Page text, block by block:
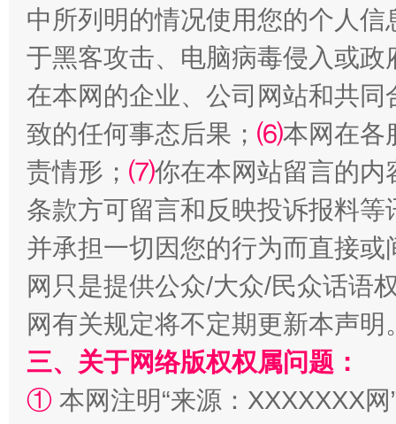
国家大学科技园优化重塑工作
扯下公款旅游的“隐身衣” 如何以
中所列明的情况使用您的个人
于黑客攻击、电脑病毒侵入或
在本网的企业、公司网站和共
致的任何事态后果； ⑹本网在各
责情形； ⑺你在本网站留言的内
条款方可留言和反映投诉报料
并承担一切因您的行为而直接
网只是提供公众/大众/民众话语
网有关规定将不定期更新本声明
三、关于网络版权权属问题：
① 本网注明“来源：XXXXXXX